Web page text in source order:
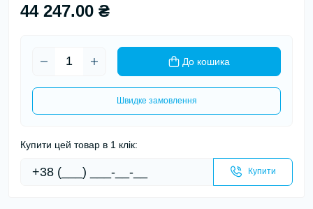
44 247.00 ₴
До кошика
Швидке замовлення
Купити цей товар в 1 клік:
Купити